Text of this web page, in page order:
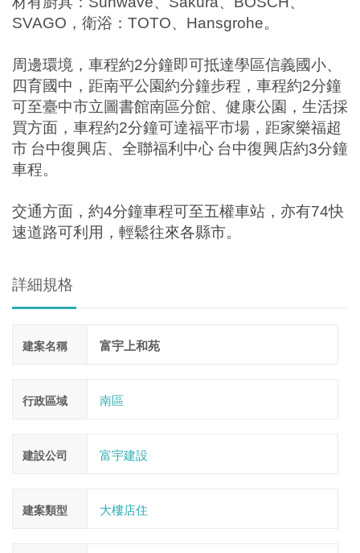
SVAGO ，衛浴： TOTO、 Hansgrohe。
周邊環境，車程約2分鐘即可抵達學區信義國小、
四育國中，距南平公園約分鐘步程，車程約2分鐘
可至臺中市立圖書館南區分館、健康公園，生活採
買方面，車程約2分鐘可達福平市場，距家樂福超
市 台中復興店、全聯福利中心 台中復興店約3分鐘
車程。
交通方面，約4分鐘車程可至五權車站，亦有74快
速道路可利用，輕鬆往來各縣市。
詳細規格
建案名稱 富宇上和苑
行政區域 南區
建設公司 富宇建設
建案類型 大樓店住